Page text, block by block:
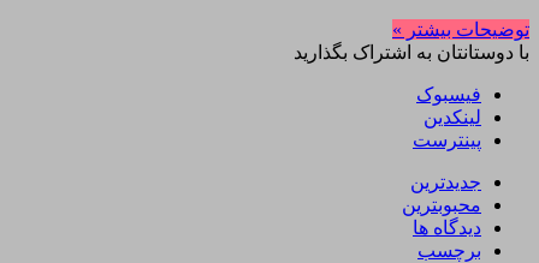
توضیحات بیشتر »
با دوستانتان به اشتراک بگذارید
فیسبوک
لینکدین
پینترست
جدیدترین
محبوبترین
دیدگاه ها
برچسب